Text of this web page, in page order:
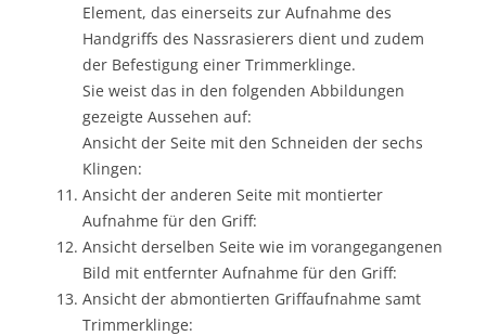
Element, das einerseits zur Aufnahme des
Handgriffs des Nassrasierers dient und zudem
der Befestigung einer Trimmerklinge.
Sie weist das in den folgenden Abbildungen
gezeigte Aussehen auf:
Ansicht der Seite mit den Schneiden der sechs
Klingen:
Ansicht der anderen Seite mit montierter
Aufnahme für den Griff:
Ansicht derselben Seite wie im vorangegangenen
Bild mit entfernter Aufnahme für den Griff:
Ansicht der abmontierten Griffaufnahme samt
Trimmerklinge: